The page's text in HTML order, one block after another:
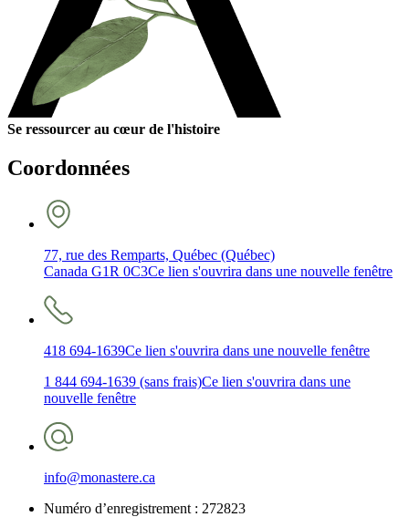
Se ressourcer au cœur de l'histoire
Coordonnées
77, rue des Remparts, Québec (Québec)
Canada G1R 0C3Ce lien s'ouvrira dans une nouvelle fenêtre
418 694-1639Ce lien s'ouvrira dans une nouvelle fenêtre
1 844 694-1639 (sans frais)Ce lien s'ouvrira dans une
nouvelle fenêtre
info@monastere.ca
Numéro d’enregistrement : 272823